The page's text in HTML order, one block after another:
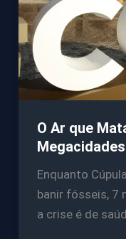
O Ar que
Enquanto
banir fósseis, 7
a crise é de